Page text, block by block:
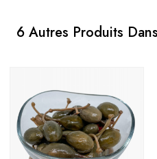
6 Autres Produits